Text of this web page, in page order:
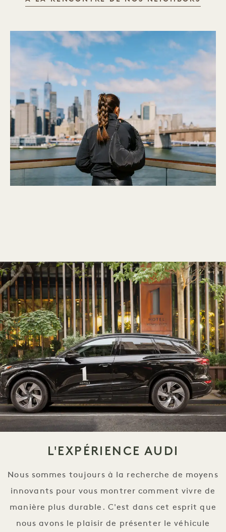
L'EXPÉRIENCE AUDI
Nous sommes toujours à la recherche de moyens
innovants pour vous montrer comment vivre de
manière plus durable. C'est dans cet esprit que
nous avons le plaisir de présenter le véhicule